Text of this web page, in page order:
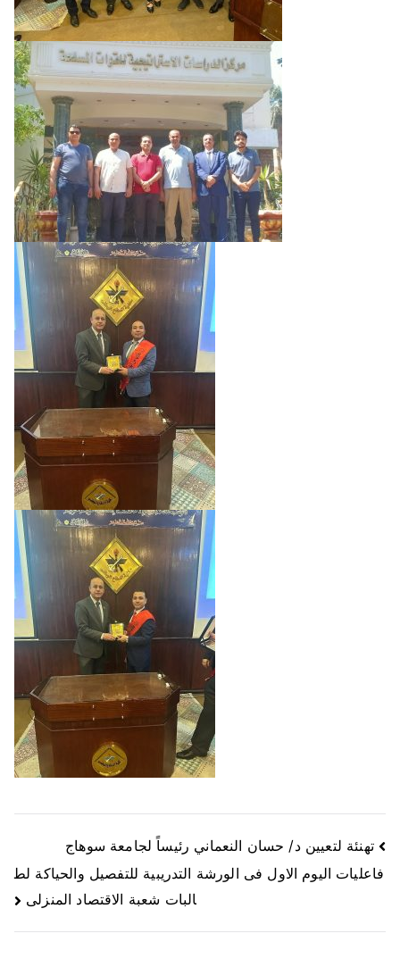
تهنئة لتعيين د/ حسان النعماني رئيساً لجامعة سوهاج
فاعليات اليوم الاول فى الورشة التدريبية للتفصيل والحياكة لط
البات شعبة الاقتصاد المنزلى